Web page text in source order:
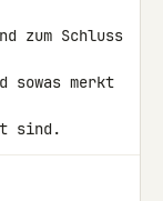
zum Schluss
sowas merkt
sind.